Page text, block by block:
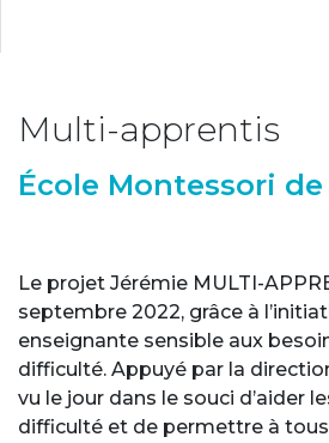
Multi-apprentis
École Montessori de
Le projet Jérémie MULTI-
septembre 2022, grâce à
enseignante sensible aux
difficulté. Appuyé par la
vu le jour dans le souci d’aider
difficulté et de permettre à tous